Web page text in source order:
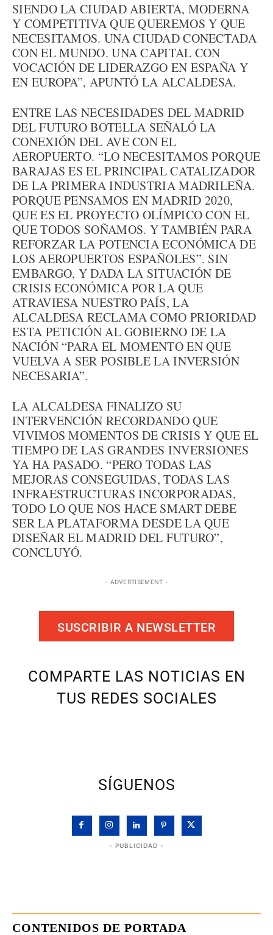
SIENDO LA CIUDAD ABIERTA, MODERNA
Y COMPETITIVA QUE QUEREMOS Y QUE
NECESITAMOS. UNA CIUDAD CONECTADA
CON EL MUNDO. UNA CAPITAL CON
VOCACIÓN DE LIDERAZGO EN ESPAÑA Y
EN EUROPA”, APUNTÓ LA ALCALDESA.
ENTRE LAS NECESIDADES DEL MADRID
DEL FUTURO BOTELLA SEÑALÓ LA
CONEXIÓN DEL AVE CON EL
AEROPUERTO. “LO NECESITAMOS PORQUE
BARAJAS ES EL PRINCIPAL CATALIZADOR
DE LA PRIMERA INDUSTRIA MADRILEÑA.
PORQUE PENSAMOS EN MADRID 2020,
QUE ES EL PROYECTO OLÍMPICO CON EL
QUE TODOS SOÑAMOS. Y TAMBIÉN PARA
REFORZAR LA POTENCIA ECONÓMICA DE
LOS AEROPUERTOS ESPAÑOLES”. SIN
EMBARGO, Y DADA LA SITUACIÓN DE
CRISIS ECONÓMICA POR LA QUE
ATRAVIESA NUESTRO PAÍS, LA
ALCALDESA RECLAMA COMO PRIORIDAD
ESTA PETICIÓN AL GOBIERNO DE LA
NACIÓN “PARA EL MOMENTO EN QUE
VUELVA A SER POSIBLE LA INVERSIÓN
NECESARIA”.
LA ALCALDESA FINALIZO SU
INTERVENCIÓN RECORDANDO QUE
VIVIMOS MOMENTOS DE CRISIS Y QUE EL
TIEMPO DE LAS GRANDES INVERSIONES
YA HA PASADO. “PERO TODAS LAS
MEJORAS CONSEGUIDAS, TODAS LAS
INFRAESTRUCTURAS INCORPORADAS,
TODO LO QUE NOS HACE SMART DEBE
SER LA PLATAFORMA DESDE LA QUE
DISEÑAR EL MADRID DEL FUTURO”,
CONCLUYÓ.
- ADVERTISEMENT -
SUSCRIBIR A NEWSLETTER
COMPARTE LAS NOTICIAS EN
TUS REDES SOCIALES
SÍGUENOS
- PUBLICIDAD -
CONTENIDOS DE PORTADA